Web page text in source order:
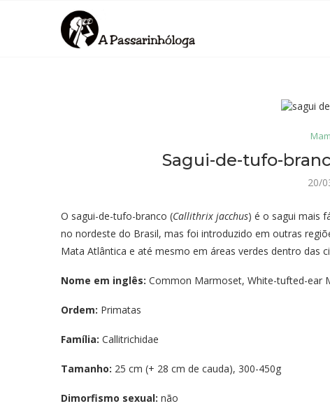
Sagui-de-tufo-
20/
O sagui-de-tufo-branco (Callithrix jacchus) é o sagui mais
no nordeste do Brasil, mas foi introduzido em outras
Mata Atlântica e até mesmo em áreas verdes dentro das
Nome em inglês: Common Marmoset, White-tufted-ear
Ordem: Primatas
Família: Callitrichidae
Tamanho: 25 cm (+ 28 cm de cauda), 300-450g
Dimorfismo sexual: não